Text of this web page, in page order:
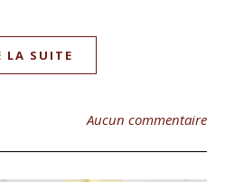
LA SUITE
Aucun commentaire